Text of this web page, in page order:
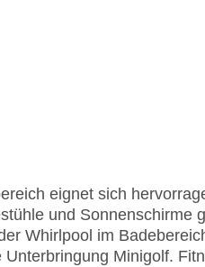
eignet sich
und Sonnenschirme
Whirlpool im
Minigolf.